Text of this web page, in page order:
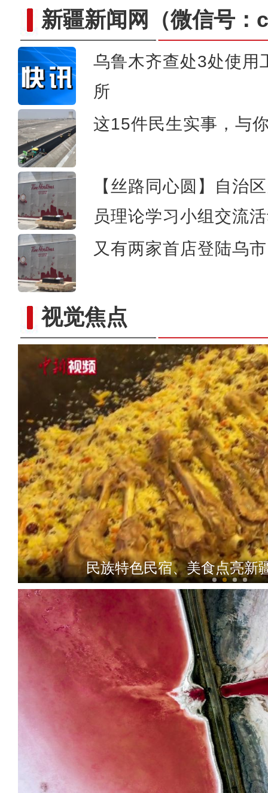
新疆新闻网 （微信号
乌鲁木齐查处3处使用
所
这15件民生实事，与
【丝路同心圆】自治
员理论学习小组交流
又有两家首店登陆乌
视觉焦点
当坦桑尼亚咖啡遇上中国
民族特色民宿、美食点亮新
新疆：第一批成熟螃